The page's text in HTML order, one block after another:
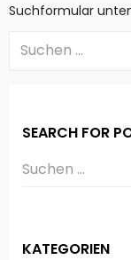
Suchformular
SEARCH FOR
KATEGORIEN